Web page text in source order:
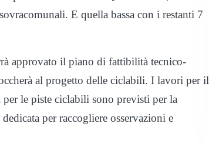
E quella bassa con i restanti 7
approvato il piano di fattibilità tecnico-
al progetto delle ciclabili. I lavori per il
le piste ciclabili sono previsti per la
per raccogliere osservazioni e